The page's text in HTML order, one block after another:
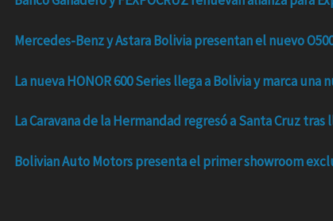
-
f
m r
Mercedes-Benz y Astara Bolivia presentan el nuevo
La nueva HONOR 600 Series llega a Bolivia y marca
La Caravana de la Hermandad regresó a Santa Cruz
Bolivian Auto Motors presenta el primer showroom